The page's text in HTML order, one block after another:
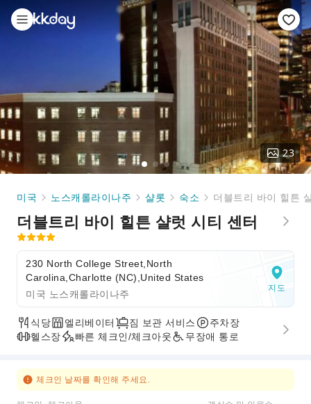
23
미국 노스캐롤라이나주 샬롯 숙소 더블트리 바이 힐튼
더블트리 바이 힐튼 샬럿 시티 센터
230 North College Street,North
Carolina,Charlotte (NC),United States
미국 노스캐롤라이나주
지도
식당 엘리베이터 짐 보관 서비스
주차장
헬스장
빠른 체크인/체크아웃 무장애 통로
체크인 날짜를 확인해 주세요.